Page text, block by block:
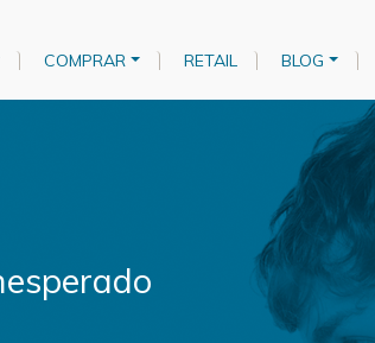
COMPRAR RETAIL BLOG